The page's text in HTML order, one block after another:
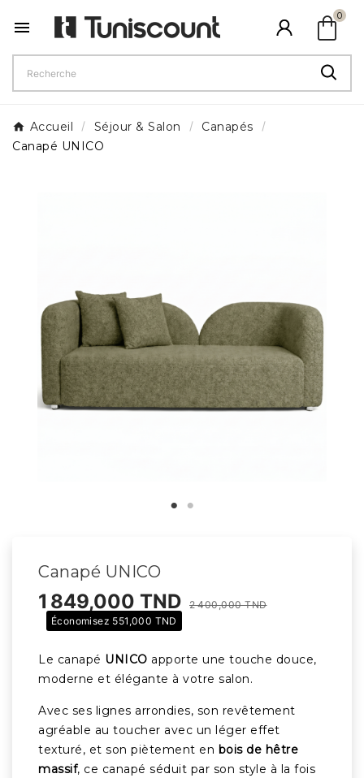
 shopping_bag
0
Accueil Séjour & Salon
Canapés
Canapé UNICO
Canapé UNICO
1 849,000 TND
2 400,000 TND
Économisez 551,000 TND
Le canapé UNICO apporte une touche douce,
moderne et élégante à votre salon.
Avec ses lignes arrondies, son revêtement
agréable au toucher avec un léger effet
texturé, et son piètement en bois de hêtre
massif, ce canapé séduit par son style à la fois